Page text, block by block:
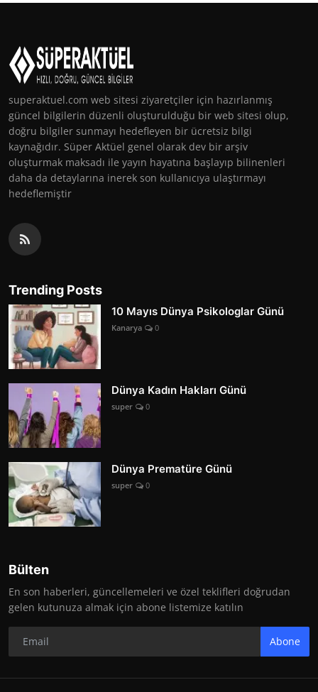
superaktuel.com web sitesi ziyaretçiler için hazırlanmış
güncel bilgilerin düzenli oluşturulduğu bir web sitesi olup,
doğru bilgiler sunmayı hedefleyen bir ücretsiz bilgi
kaynağıdır. Süper Aktüel genel olarak dev bir arşiv
oluşturmak maksadı ile yayın hayatına başlayıp bilinenleri
daha da detaylarına inerek son kullanıcıya ulaştırmayı
hedeflemiştir
Trending Posts
10 Mayıs Dünya Psikologlar Günü
Kanarya 0
Dünya Kadın Hakları Günü
super 0
Dünya Prematüre Günü
super 0
Bülten
En son haberleri, güncellemeleri ve özel teklifleri doğrudan
gelen kutunuza almak için abone listemize katılın
Abone